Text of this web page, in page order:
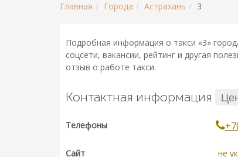
Главная Города Астрахань 3
Подробная информация о такси «3»
соцсети, вакансии, рейтинг и другая
отзыв о работе такси.
Контактная информация
Телефоны
Сайт не